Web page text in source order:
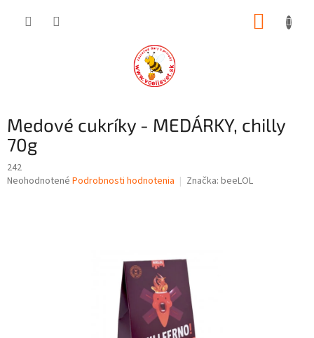
Medové cukríky - MEDÁRKY, chilly
70g
242
Priemerné
Neohodnotené Podrobnosti hodnotenia Značka: beeLOL